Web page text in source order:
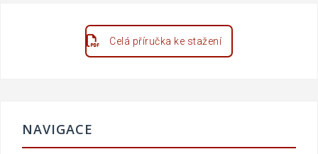
Celá příručka ke stažení
NAVIGACE